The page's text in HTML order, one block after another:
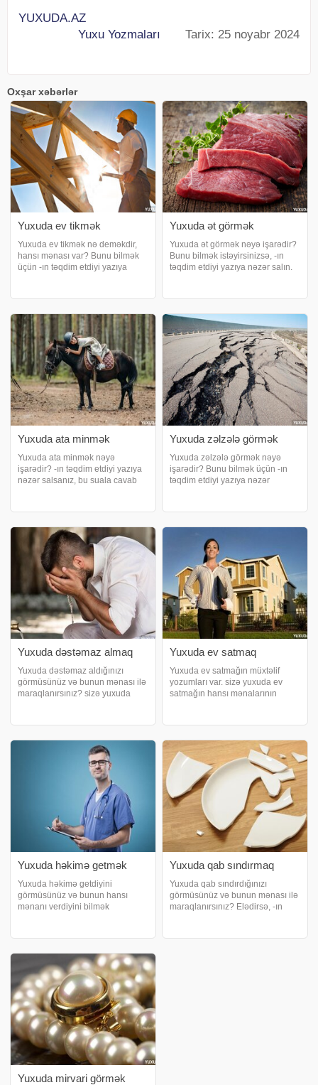
YUXUDA.AZ
Yuxu Yozmaları Tarix: 25 noyabr 2024
Oxşar xəbərlər
Yuxuda ev tikmək
Yuxuda ev tikmək nə deməkdir,
hansı mənası var? Bunu bilmək
üçün -ın təqdim etdiyi yazıya
Yuxuda ev tikmək, yeni
başlanğıcların və həyatınızda
böyük dəyişiklikləri
Yuxuda ət görmək
Yuxuda ət görmək nəyə işarədir?
Bunu bilmək istəyirsinizsə, -ın
təqdim etdiyi yazıya nəzər salın.
keyfiyyətlidirsə, bu, ümumiyyətlə,
müsbət bir işarədir və
həyatınızdak
Yuxuda ata minmək
Yuxuda ata minmək nəyə
işarədir? -ın təqdim etdiyi yazıya
nəzər salsanız, bu suala cavab
minmək hörmət qazanmaq
deməkdir. Yuxusunda at mindiyini
görən şəxs hörmətl
Yuxuda zəlzələ görmək
Yuxuda zəlzələ görmək nəyə
işarədir? Bunu bilmək üçün -ın
təqdim etdiyi yazıya nəzər
zəlzələ görmək yaxşı və ya pis
xəbər verə bilər. Yuxuda zəlzələ
görmənin vəziyyət
Yuxuda dəstəmaz almaq
Yuxuda dəstəmaz aldığınızı
görmüsünüz və bunun mənası ilə
maraqlanırsınız? sizə yuxuda
almağın yozumu. Əgər insan
yuxusunda namaza
hazırlaşarkən dəstəmaz aldığın
Yuxuda ev satmaq
Yuxuda ev satmağın müxtəlif
yozumları var. sizə yuxuda ev
satmağın hansı mənalarının
satmaq, yuxu görənin çətin bir
dövr keçirəcəyinə yozulur. Çətin
günlər yaşayacağınız
Yuxuda həkimə getmək
Yuxuda həkimə getdiyini
görmüsünüz və bunun hansı
mənanı verdiyini bilmək
həkim görmək. Yuxuda həkim
görmək xəstəliklərinin bitəcəyinə,
sağlamlığının bərp
Yuxuda qab sındırmaq
Yuxuda qab sındırdığınızı
görmüsünüz və bunun mənası ilə
maraqlanırsınız? Elədirsə, -ın
sındırmaq. İş və ailə həyatında
Yuxuda mirvari görmək